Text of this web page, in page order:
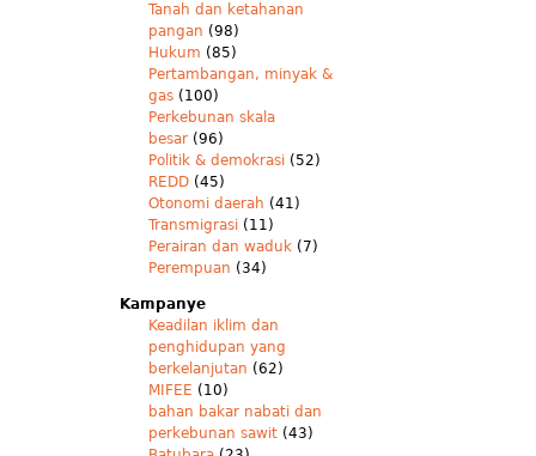
Tanah dan ketahanan
pangan (98)
Hukum (85)
Pertambangan, minyak &
gas (100)
Perkebunan skala
besar (96)
Politik & demokrasi (52)
REDD (45)
Otonomi daerah (41)
Transmigrasi (11)
Perairan dan waduk (7)
Perempuan (34)
Kampanye
Keadilan iklim dan
penghidupan yang
berkelanjutan (62)
MIFEE (10)
bahan bakar nabati dan
perkebunan sawit (43)